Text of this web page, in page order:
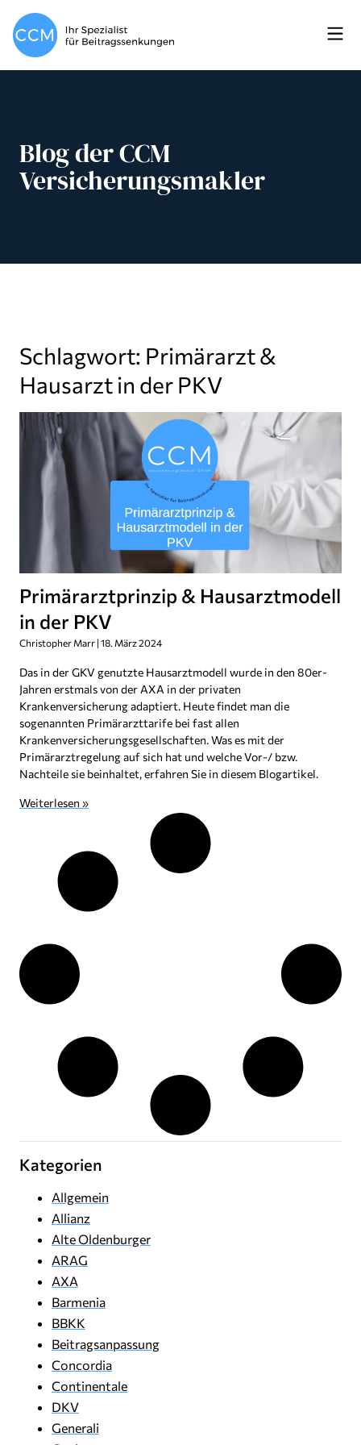
Blog der CCM
Versicherungsmakler
Schlagwort: Primärarzt &
Hausarzt in der PKV
Primärarztprinzip & Hausarztmodell
in der PKV
Christopher Marr 18. März 2024
Das in der GKV genutzte Hausarztmodell wurde in den 80er-
Jahren erstmals von der AXA in der privaten
Krankenversicherung adaptiert. Heute findet man die
sogenannten Primärarzttarife bei fast allen
Krankenversicherungsgesellschaften. Was es mit der
Primärarztregelung auf sich hat und welche Vor-/ bzw.
Nachteile sie beinhaltet, erfahren Sie in diesem Blogartikel.
Weiterlesen »
Kategorien
Allgemein
Allianz
Alte Oldenburger
ARAG
AXA
Barmenia
BBKK
Beitragsanpassung
Concordia
Continentale
DKV
Generali